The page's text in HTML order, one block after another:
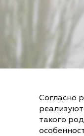
Согласно
такого